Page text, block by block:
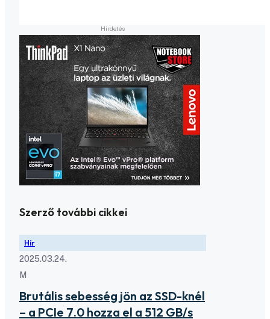
Szerző további cikkei
Hír
2025.03.24.
M
Brutális sebesség jön az SSD-knél
– a PCIe 7.0 hozza el a 512 GB/s